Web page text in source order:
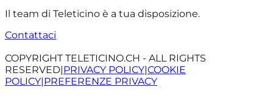
Il team di Teleticino è a tua disposizione.
Contattaci
COPYRIGHT TELETICINO.CH - ALL RIGHTS
RESERVED|PRIVACY POLICY|COOKIE
POLICY|PREFERENZE PRIVACY